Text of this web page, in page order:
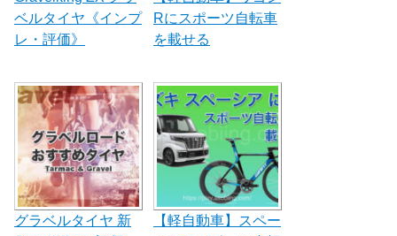
ベルタイヤ《インプ
レ・評価》
Rにスポーツ自転車
を載せる
グラベルタイヤ 新
【軽自動車】スペー